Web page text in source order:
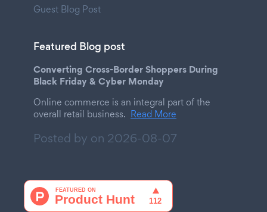
Guest Blog Post
Featured Blog post
Converting Cross-Border Shoppers During
Black Friday & Cyber Monday
Online commerce is an integral part of the
overall retail business. Read More
Posted by on 2026-08-07